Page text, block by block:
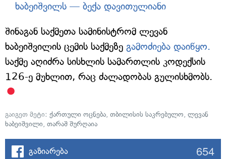
ხაბეიშვილს — ბექა დავითულიანი
შინაგან საქმეთა სამინისტრომ ლევან
ხაბეიშვილის ცემის საქმეზე გამოძიება დაიწყო.
საქმე აღიძრა სისხლის სამართლის კოდექსის
126-ე მუხლით, რაც ძალადობას გულისხმობს.
გაიგეთ მეტი: ქართული ოცნება, თბილისის საკრებულო, ლევან
ხაბეიშვილი, თარაშ შურღაია
გაზიარება 654